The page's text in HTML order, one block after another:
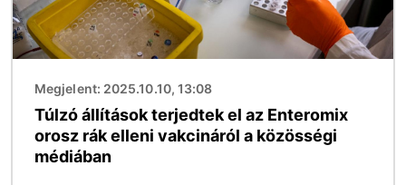
Megjelent: 2025.10.10, 13:08
Túlzó állítások terjedtek el az Enteromix
orosz rák elleni vakcináról a közösségi
médiában